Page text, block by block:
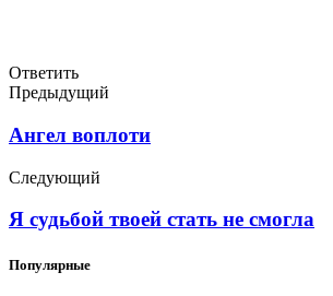
Ответить
Предыдущий
Ангел воплоти
Следующий
Я судьбой твоей стать не смогла
Популярные